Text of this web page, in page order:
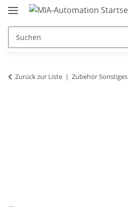
Zurück zur Liste Zubehör Sonstiges